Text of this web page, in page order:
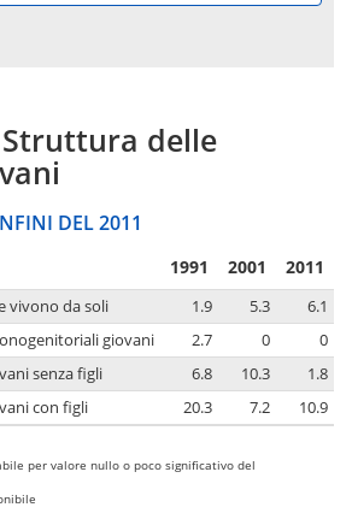
Struttura delle
DEL 2011
1991 2001 2011
vivono da soli 1.9 5.3
6.1
giovani
2.7 0
0
senza figli
6.8 10.3
1.8
con figli
20.3 7.2 10.9
per valore nullo o poco significativo del